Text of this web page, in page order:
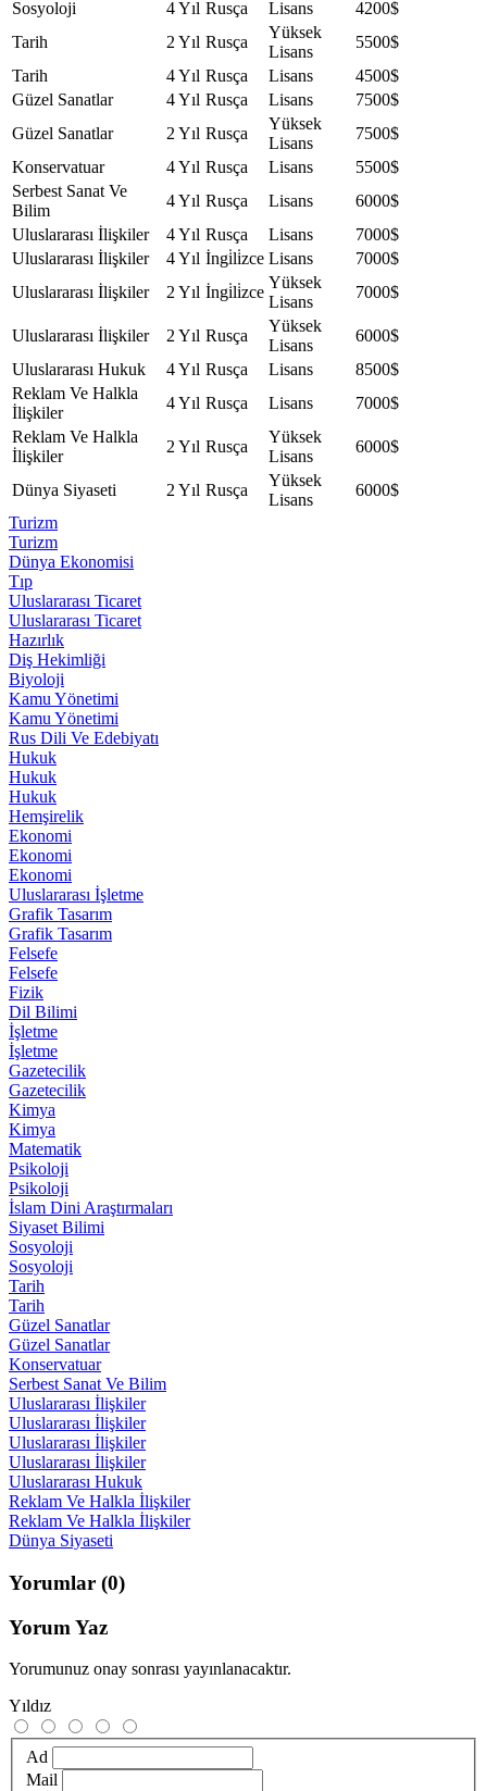
Sosyoloji 4 Yıl Rusça Lisans
4200$
Tarih
2 Yıl Rusça
Yüksek
Lisans
5500$
Tarih
4 Yıl Rusça Lisans
4500$
Güzel Sanatlar
4 Yıl Rusça Lisans
7500$
Güzel Sanatlar
2 Yıl Rusça
Yüksek
Lisans
7500$
Konservatuar
4 Yıl Rusça Lisans
5500$
Serbest Sanat Ve
Bilim
4 Yıl Rusça Lisans
6000$
Uluslararası İlişkiler
4 Yıl Rusça Lisans
7000$
Uluslararası İlişkiler
4 Yıl İngi̇li̇zce Lisans
7000$
Uluslararası İlişkiler
2 Yıl İngi̇li̇zce
Yüksek
Lisans
7000$
Uluslararası İlişkiler 2 Yıl Rusça
Yüksek
Lisans
6000$
Uluslararası Hukuk
4 Yıl Rusça Lisans
8500$
Reklam Ve Halkla
İlişkiler
4 Yıl Rusça Lisans
7000$
Reklam Ve Halkla
İlişkiler
2 Yıl Rusça
Yüksek
Lisans
6000$
Dünya Siyaseti 2 Yıl Rusça
Yüksek
Lisans
6000$
Turizm
Turizm
Dünya Ekonomisi
Tıp
Uluslararası Ticaret
Uluslararası Ticaret
Hazırlık
Diş Hekimliği
Biyoloji
Kamu Yönetimi
Kamu Yönetimi
Rus Dili Ve Edebiyatı
Hukuk
Hukuk
Hukuk
Hemşirelik
Ekonomi
Ekonomi
Ekonomi
Uluslararası İşletme
Grafik Tasarım
Grafik Tasarım
Felsefe
Felsefe
Fizik
Dil Bilimi
İşletme
İşletme
Gazetecilik
Gazetecilik
Kimya
Kimya
Matematik
Psikoloji
Psikoloji
İslam Dini Araştırmaları
Siyaset Bilimi
Sosyoloji
Sosyoloji
Tarih
Tarih
Güzel Sanatlar
Güzel Sanatlar
Konservatuar
Serbest Sanat Ve Bilim
Uluslararası İlişkiler
Uluslararası İlişkiler
Uluslararası İlişkiler
Uluslararası İlişkiler
Uluslararası Hukuk
Reklam Ve Halkla İlişkiler
Reklam Ve Halkla İlişkiler
Dünya Siyaseti
Yorumlar (0)
Yorum Yaz
Yorumunuz onay sonrası yayınlanacaktır.
Yıldız
Ad
Mail